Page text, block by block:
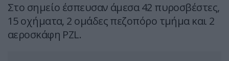
Στο σημείο έσπευσαν άμεσα 42 πυροσβέστες,
15 οχήματα, 2 ομάδες πεζοπόρο τμήμα και 2
αεροσκάφη PZL.